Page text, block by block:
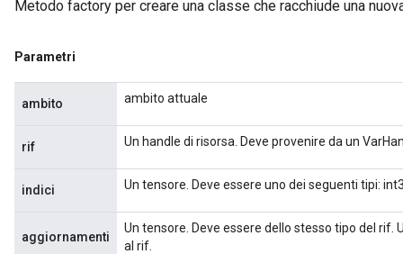
Metodo factory per creare una classe che racchiude una
Parametri
ambito ambito attuale
rif Un handle di risorsa. Deve provenire da un
indici Un tensore. Deve essere uno dei seguenti tipi:
aggiornamenti
Un tensore. Deve essere dello stesso tipo del
al rif.